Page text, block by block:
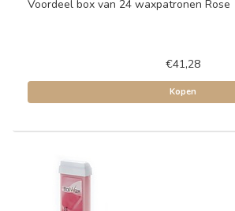
Voordeel box van 24 waxpatronen Rose
€41,28
Kopen